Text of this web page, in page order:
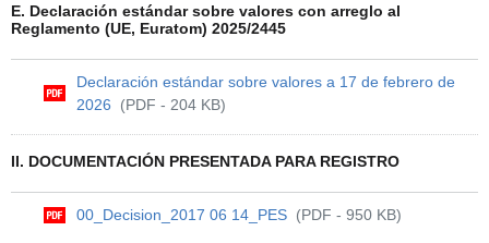
E. Declaración estándar sobre valores con arreglo al
Reglamento (UE, Euratom) 2025/2445
Declaración estándar sobre valores a 17 de febrero de
2026
(PDF - 204 KB)
II. DOCUMENTACIÓN PRESENTADA PARA REGISTRO
00_Decision_2017 06 14_PES (PDF - 950 KB)